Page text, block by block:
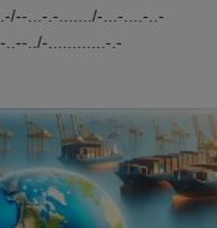
...-.-......./-...-....-..-
../-............-.-